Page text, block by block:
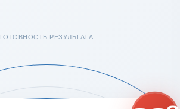
ГОТОВНОСТЬ РЕЗУЛЬТАТА